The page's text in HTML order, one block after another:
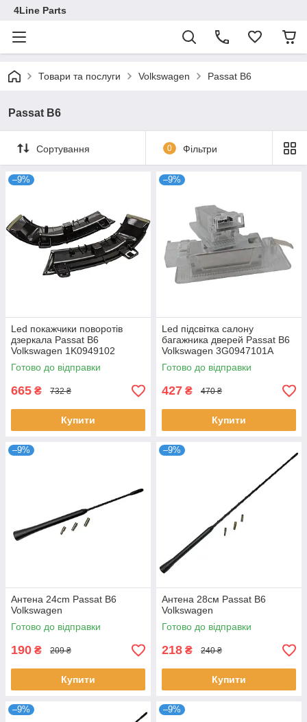
4Line Parts
Товари та послуги Volkswagen Passat B6
Passat B6
Сортування 0 Фільтри
–9%
Led покажчики поворотів
дзеркала Passat B6
Volkswagen 1K0949102
1K0949101
Готово до відправки
665 ₴ 732 ₴
Купити
–9%
Led підсвітка салону
багажника дверей Passat B6
Volkswagen 3G0947101A
1KD947101 7L6947101A
Готово до відправки
427 ₴ 470 ₴
Купити
–9%
Антена 24cm Passat B6
Volkswagen
Готово до відправки
190 ₴ 209 ₴
Купити
–9%
Антена 28см Passat B6
Volkswagen
Готово до відправки
218 ₴ 240 ₴
Купити
–9% –9%